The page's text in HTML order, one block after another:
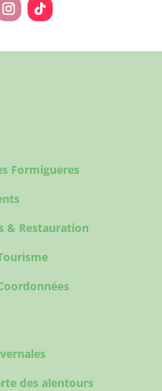
Formigueres
& Restauration
des alentours